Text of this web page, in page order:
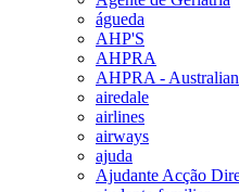
águeda
AHP'S
AHPRA
AHPRA -
airedale
airlines
airways
ajuda
Ajudante Acção